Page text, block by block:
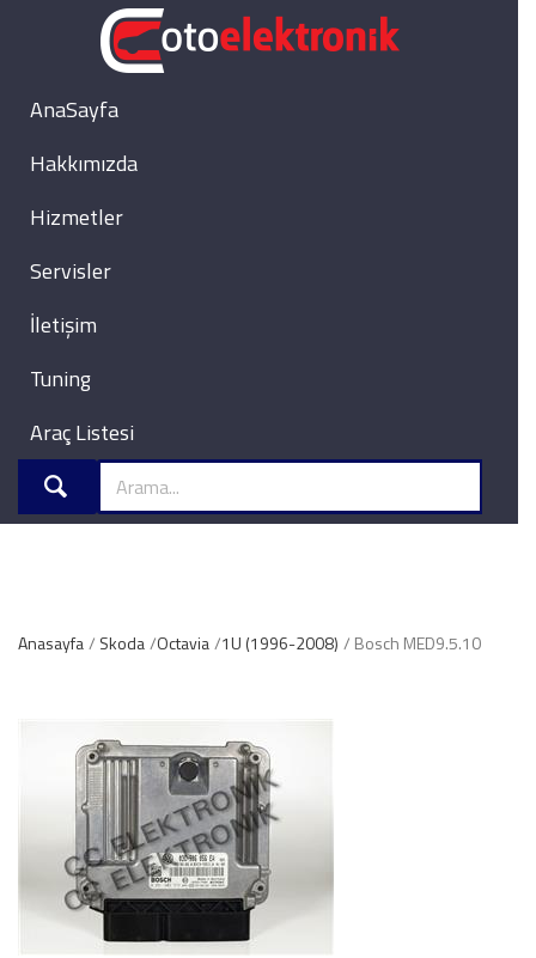
AnaSayfa
Hakkımızda
Hizmetler
Servisler
İletişim
Tuning
Araç Listesi
Anasayfa Skoda Octavia 1U (1996-2008) Bosch MED9.5.10